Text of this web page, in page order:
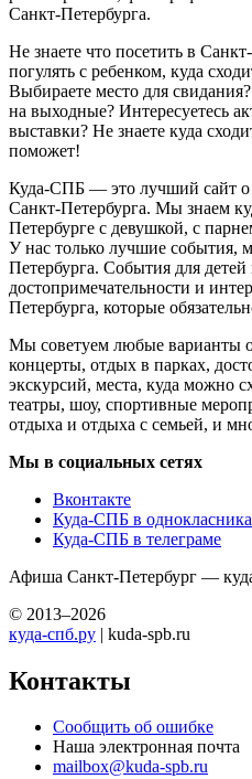
Санкт-Петербурга.
Не знаете что посетить в
погулять с ребенком, куда
Выбираете место для
на выходные? Интересуетесь
выставки? Не знаете куда
поможет!
Куда-СПБ — это лучший сайт о
Санкт-Петербурга. Мы знаем
Петербурге с девушкой, с
У нас только лучшие события,
Петербурга. События для
достопримечательности и
Петербурга, которые
Мы советуем любые варианты
концерты, отдых в парках,
экскурсий, места, куда можно
театры, шоу, спортивные
отдыха и отдыха с семьей, и
Мы в социальных сетях
Вконтакте
Куда-СПБ в
Куда-СПБ в телеграме
Афиша Санкт-Петербург —
© 2013–2026
куда-спб.ру | kuda-spb.ru
Контакты
Сообщить об ошибке
Наша электронная почта
mailbox@kuda-spb.ru